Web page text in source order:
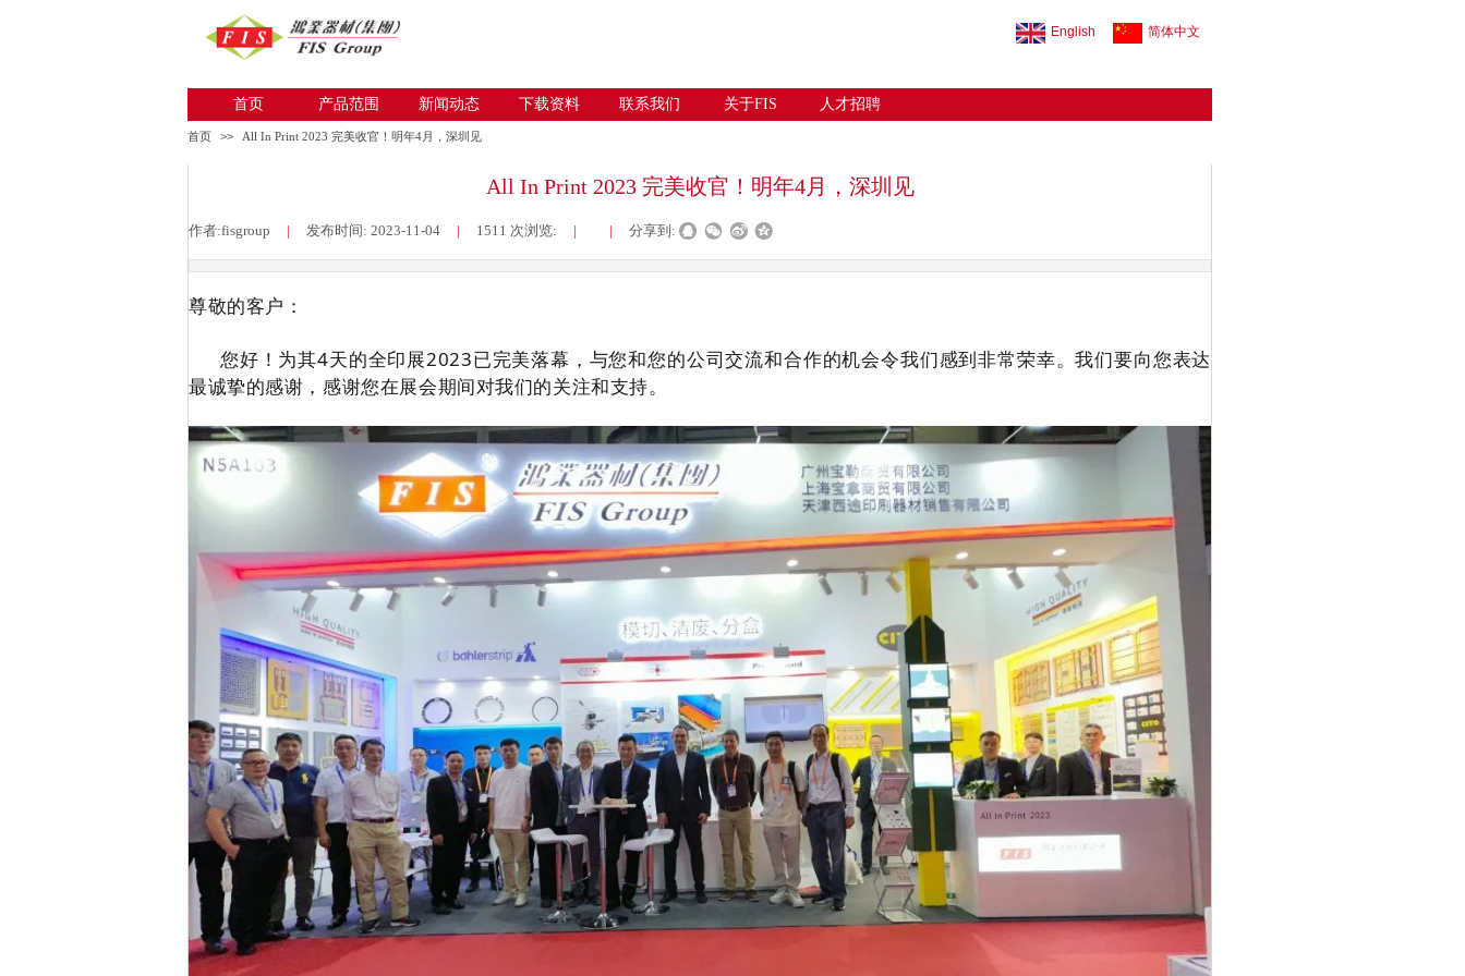
English 简体中文
首页 产品范围 新闻动态 下载资料 联系我们 关于FIS 人才招聘
首页 >> All In Print 2023 完美收官！明年4月，深圳见
All In Print 2023 完美收官！明年4月，深圳见
作者:fisgroup | 发布时间: 2023-11-04 | 1511 次浏览: | | 分享到:
尊敬的客户：
您好！为其4天的全印展2023已完美落幕，与您和您的公司交流和合作的机会令我们感到非常荣幸。我们要向您表达
最诚挚的感谢，感谢您在展会期间对我们的关注和支持。